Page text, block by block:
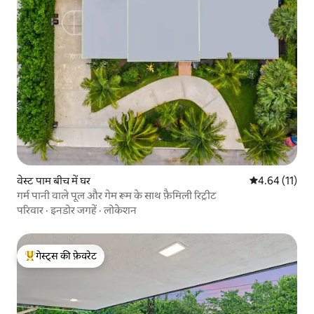
वेस्ट पाम बीच में घर औसत रेटिंग 5 में
4.64 (11)
गर्म पानी वाले पूल और गेम रूम के साथ फ़ैमिली रिट्रीट
परिवार ·इनडोर जगहें ·लोकेशन
गेस्ट्स का टॉप फ़ेवरेट
गेस्ट्स की फ़ेवरेट